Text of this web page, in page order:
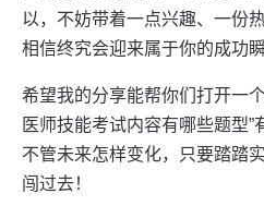
以，不妨带着一点兴趣、一份
相信终究会迎来属于你的成功瞬
希望我的分享能帮你们打开一
医师技能考试内容有哪些题型”
不管未来怎样变化，只要踏踏
闯过去！